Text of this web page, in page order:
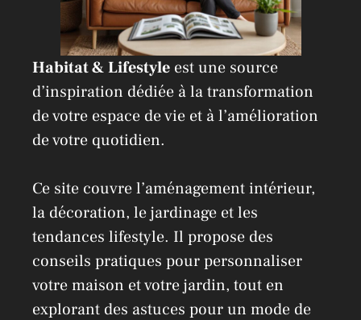
Habitat & Lifestyle est une source
d’inspiration dédiée à la transformation
de votre espace de vie et à l’amélioration
de votre quotidien.
Ce site couvre l’aménagement intérieur,
la décoration, le jardinage et les
tendances lifestyle. Il propose des
conseils pratiques pour personnaliser
votre maison et votre jardin, tout en
explorant des astuces pour un mode de